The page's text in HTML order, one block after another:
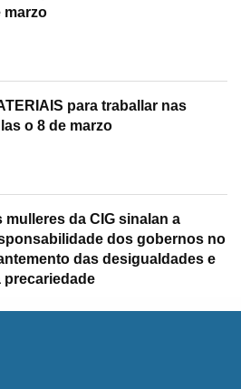
marzo
para traballar nas
o 8 de marzo
mulleres da CIG sinalan a
dos gobernos no
das desigualdades e
precariedade